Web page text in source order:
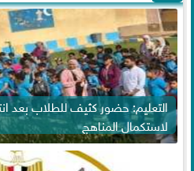
التعليم: حضور كثيف للطلاب بعد
لاستكمال المناهج